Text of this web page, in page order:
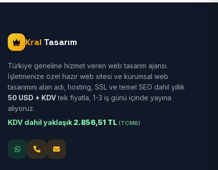
Kral Tasarım
Türkiye geneline hizmet veren web tasarım ajansı.
İşletmenize özel hazır web sitesi ve kurumsal web
tasarımını alan adı, hosting, SSL ve temel SEO dahil yıllık
50 USD + KDVtek fiyatla, 1-3 iş günü içinde yayına
alıyoruz.
KDV dahil yaklaşık 2.856,51 TL (TCMB)